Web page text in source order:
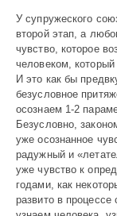
У супружеского
второй этап, а
чувство, которое
человеком, который
И это как бы
безусловное
осознаем 1-2
Безусловно,
уже осознанное
радужный и
уже чувство к
годами, как
развито в